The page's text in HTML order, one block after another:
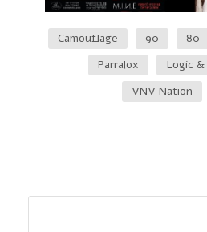
80
90
Camouflage
Logic &
Parralox
VNV Nation